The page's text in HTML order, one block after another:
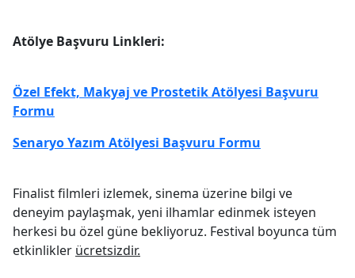
Atölye Başvuru Linkleri:
Özel Efekt, Makyaj ve Prostetik Atölyesi Başvuru
Formu
Senaryo Yazım Atölyesi Başvuru Formu
Finalist filmleri izlemek, sinema üzerine bilgi ve
deneyim paylaşmak, yeni ilhamlar edinmek isteyen
herkesi bu özel güne bekliyoruz. Festival boyunca tüm
etkinlikler ücretsizdir.